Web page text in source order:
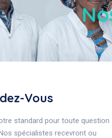
Vous
standard pour toute question
spécialistes recevront ou